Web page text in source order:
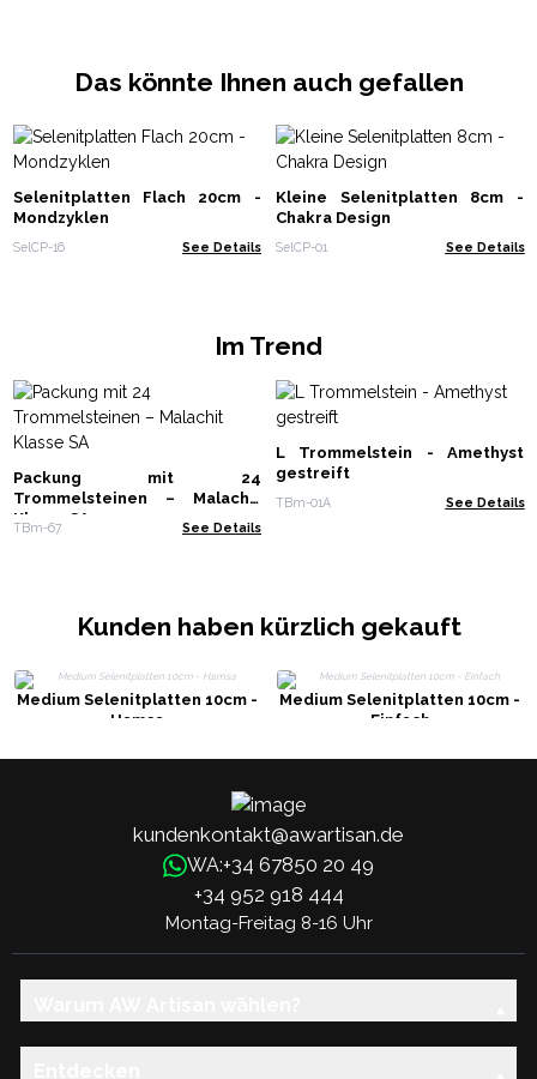
Das könnte Ihnen auch gefallen
Selenitplatten Flach 20cm -
Mondzyklen
SelCP-16 See Details
Kleine Selenitplatten 8cm -
Chakra Design
SelCP-01 See Details
Im Trend
Packung mit 24
Trommelsteinen – Malachit
Klasse SA
TBm-67 See Details
L Trommelstein - Amethyst
gestreift
TBm-01A See Details
Kunden haben kürzlich gekauft
Medium Selenitplatten 10cm -
Hamsa
Medium Selenitplatten 10cm -
Einfach
kundenkontakt@awartisan.de
WA:+34 67850 20 49
+34 952 918 444
Montag-Freitag 8-16 Uhr